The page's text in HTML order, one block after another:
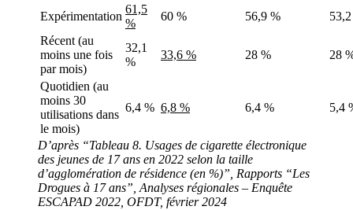
Expérimentation
61,5
%
60 % 56,9 %
Récent (au
moins une fois
par mois)
32,1
%
33,6 % 28 % 28
Quotidien (au
moins 30
utilisations dans
le mois)
6,4 % 6,8 % 6,4 % 5,4
D’après “Tableau 8. Usages de cigarette électronique
des jeunes de 17 ans en 2022 selon la taille
d’agglomération de résidence (en %)”, Rapports “Les
Drogues à 17 ans”, Analyses régionales – Enquête
ESCAPAD 2022, OFDT, février 2024